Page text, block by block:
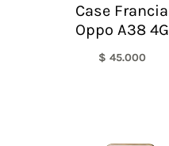
Case Francia
Oppo A38 4G
$ 45.000